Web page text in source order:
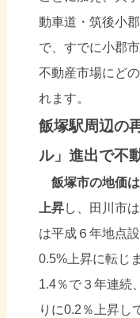
動車道・筑後小
で、すでに小郡
不動産市場にど
れます。
飯塚駅周辺の
ル」進出で不
飯塚市の地価
上昇し、田川市
は平成６年地点
0.5%上昇に転じ
1.4％で３年連続
りに0.2％上昇し